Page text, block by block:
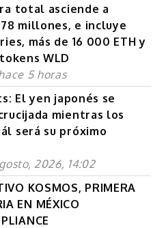
total asciende a
millones, e incluye
más de 16 000 ETH y
WLD
5 horas
El yen japonés se
mientras los
será su próximo
2026, 14:02
KOSMOS, PRIMERA
EN MÉXICO